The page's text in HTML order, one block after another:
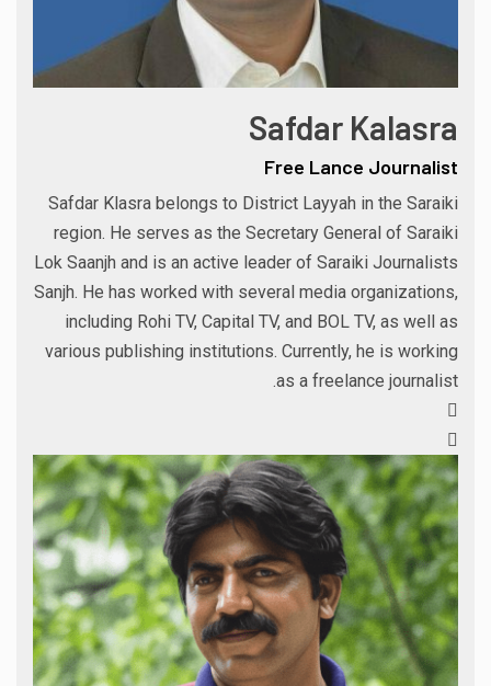
Safdar Kalasra
Free Lance Journalist
Safdar Klasra belongs to District Layyah in the Saraiki
region. He serves as the Secretary General of Saraiki
Lok Saanjh and is an active leader of Saraiki Journalists
Sanjh. He has worked with several media organizations,
including Rohi TV, Capital TV, and BOL TV, as well as
various publishing institutions. Currently, he is working
as a freelance journalist.